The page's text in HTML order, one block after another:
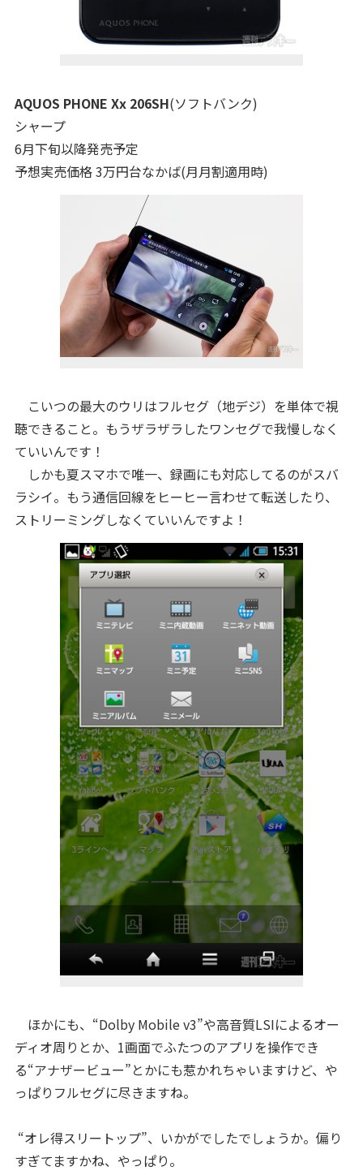
AQUOS PHONE Xx 206SH(ソフトバンク)
シャープ
6月下旬以降発売予定
予想実売価格 3万円台なかば(月月割適用時)
こいつの最大のウリはフルセグ（地デジ）を単体で視
聴できること。もうザラザラしたワンセグで我慢しなく
ていいんです！
しかも夏スマホで唯一、録画にも対応してるのがスバ
ラシイ。もう通信回線をヒーヒー言わせて転送したり、
ストリーミングしなくていいんですよ！
ほかにも、“Dolby Mobile v3”や高音質LSIによるオー
ディオ周りとか、1画面でふたつのアプリを操作でき
る“アナザービュー”とかにも惹かれちゃいますけど、や
っぱりフルセグに尽きますね。
“オレ得スリートップ”、いかがでしたでしょうか。偏り
すぎてますかね、やっぱり。